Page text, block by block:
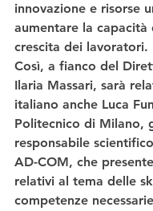
innovazione e risorse
aumentare la
crescita dei lavoratori.
Così, a fianco del
Ilaria Massari, sarà
italiano anche Luca
Politecnico di Milano,
responsabile
AD-COM, che
relativi al tema delle
competenze